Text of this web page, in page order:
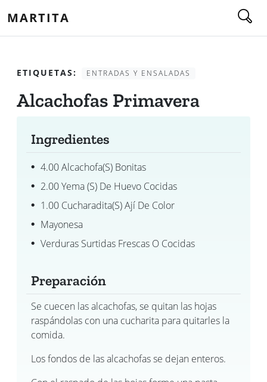
MARTITA
ETIQUETAS: ENTRADAS Y ENSALADAS
Alcachofas Primavera
Ingredientes
4.00 Alcachofa(s) Bonitas
2.00 Yema (s) De Huevo Cocidas
1.00 Cucharadita(s) Ají De Color
Mayonesa
Verduras Surtidas Frescas O Cocidas
Preparación
Se cuecen las alcachofas, se quitan las hojas
raspándolas con una cucharita para quitarles la
comida.
Los fondos de las alcachofas se dejan enteros.